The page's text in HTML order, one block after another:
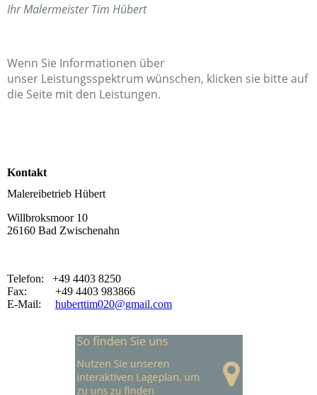
Ihr Malermeister Tim Hübert
Wenn Sie Informationen über
unser Leistungsspektrum wünschen, klicken sie bitte auf
die Seite mit den Leistungen.
Kontakt
Malereibetrieb Hübert
Willbroksmoor 10
26160 Bad Zwischenahn
Telefon: +49 4403 8250
Fax: +49 4403 983866
E-Mail: huberttim020@gmail.com